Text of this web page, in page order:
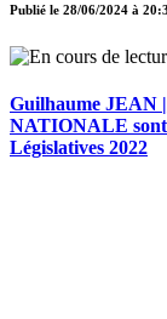
Publié le 28/06/2024 à
Guilhaume JEAN
NATIONALE
Législatives 2022